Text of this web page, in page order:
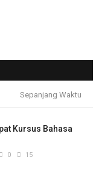
Sepanjang Waktu
Kursus Bahasa
0 15